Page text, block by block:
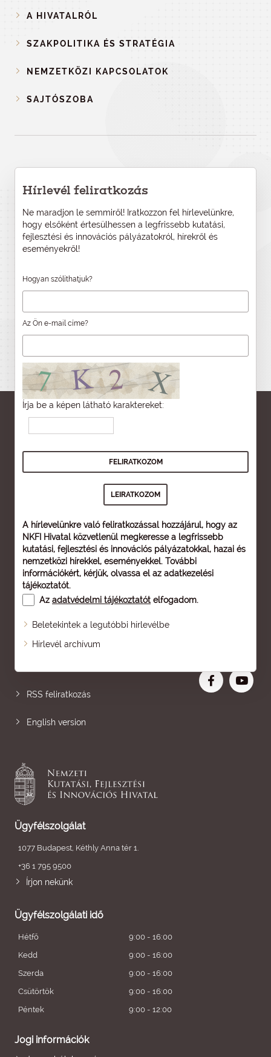
A HIVATALRÓL
SZAKPOLITIKA ÉS STRATÉGIA
NEMZETKÖZI KAPCSOLATOK
SAJTÓSZOBA
Hírlevél feliratkozás
Ne maradjon le semmiről! Iratkozzon fel hírlevelünkre,
hogy elsőként értesülhessen a legfrissebb kutatási,
fejlesztési és innovációs pályázatokról, hírekről és
eseményekről!
Hogyan szólíthatjuk?
Az Ön e-mail címe?
Írja be a képen látható karaktereket:
A hírlevelünkre való feliratkozással hozzájárul, hogy az
NKFI Hivatal közvetlenül megkeresse a legfrissebb
kutatási, fejlesztési és innovációs pályázatokkal, hazai és
nemzetközi hírekkel, eseményekkel. További
információkért, kérjük, olvassa el az adatkezelési
tájékoztatót.
Az adatvédelmi tájékoztatót elfogadom.
Beletekintek a legutóbbi hírlevélbe
Hírlevél archívum
Oldaltérkép
RSS feliratkozás
English version
Ügyfélszolgálat
1077 Budapest, Kéthly Anna tér 1.
+36 1 795 9500
Írjon nekünk
Ügyfélszolgálati idő
Hétfő
9:00 - 16:00
Kedd
9:00 - 16:00
Szerda
9:00 - 16:00
Csütörtök
9:00 - 16:00
Péntek
9:00 - 12:00
Jogi információk